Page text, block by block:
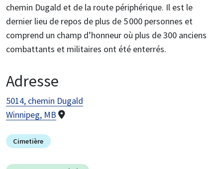
chemin Dugald et de la route périphérique. Il est le
dernier lieu de repos de plus de 5 000 personnes et
comprend un champ d’honneur où plus de 300 anciens
combattants et militaires ont été enterrés.
Adresse
5014, chemin Dugald
Winnipeg, MB
Cimetière